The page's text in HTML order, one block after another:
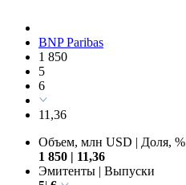
BNP Paribas
1 850
5
6
11,36
Объем, млн USD | Доля, %
1 850 | 11,36
Эмитенты | Выпуски